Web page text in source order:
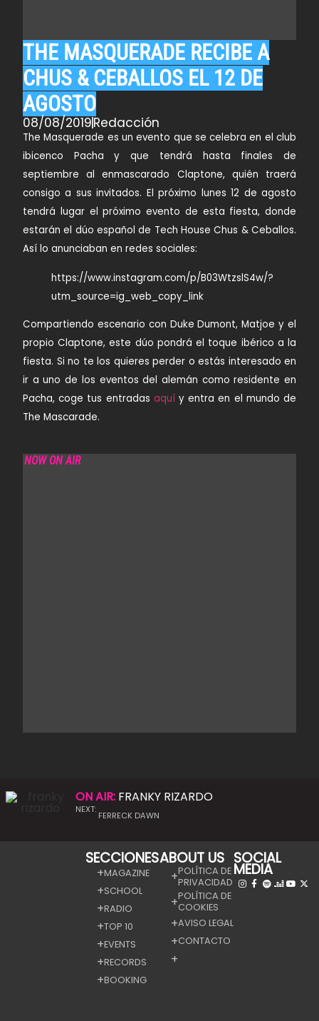
THE MASQUERADE RECIBE A
CHUS & CEBALLOS EL 12 DE
AGOSTO
08/08/2019Redacción
The Masquerade es un evento que se celebra en el club
ibicenco Pacha y que tendrá hasta finales de
septiembre al enmascarado Claptone, quién traerá
consigo a sus invitados. El próximo lunes 12 de agosto
tendrá lugar el próximo evento de esta fiesta, donde
estarán el dúo español de Tech House Chus & Ceballos.
Así lo anunciaban en redes sociales:
https://www.instagram.com/p/B03WtzslS4w/?
utm_source=ig_web_copy_link
Compartiendo escenario con Duke Dumont, Matjoe y el
propio Claptone, este dúo pondrá el toque ibérico a la
fiesta. Si no te los quieres perder o estás interesado en
ir a uno de los eventos del alemán como residente en
Pacha, coge tus entradas aquíy entra en el mundo de
The Mascarade.
NOW ON AIR
ON AIR:FRANKY RIZARDO
NEXT:
FERRECK DAWN
SECCIONES
MAGAZINE
SCHOOL
RADIO
TOP 10
EVENTS
RECORDS
BOOKING
ABOUT US
POLÍTICA DE
PRIVACIDAD
POLÍTICA DE
COOKIES
AVISO LEGAL
CONTACTO
SOCIAL
MEDIA